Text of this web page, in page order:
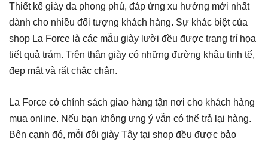
Thiết kế giày da phong phú, đáp ứng xu hướng mới nhất
dành cho nhiều đối tượng khách hàng. Sự khác biệt của
shop La Force là các mẫu giày lười đều được trang trí họa
tiết quả trám. Trên thân giày có những đường khâu tinh tế,
đẹp mắt và rất chắc chắn.
La Force có chính sách giao hàng tận nơi cho khách hàng
mua online. Nếu bạn không ưng ý vẫn có thể trả lại hàng.
Bên cạnh đó, mỗi đôi giày Tây tại shop đều được bảo